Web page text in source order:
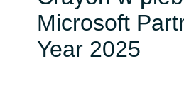
Australia
O nas
Skontaktuj się z
Microsoft
Year 2025